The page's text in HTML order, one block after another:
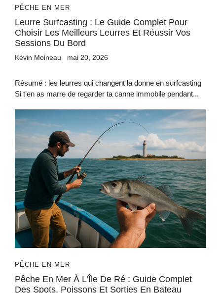
PÊCHE EN MER
Leurre Surfcasting : Le Guide Complet Pour
Choisir Les Meilleurs Leurres Et Réussir Vos
Sessions Du Bord
Kévin Moineau mai 20, 2026
Résumé : les leurres qui changent la donne en surfcasting
Si t’en as marre de regarder ta canne immobile pendant...
PÊCHE EN MER
Pêche En Mer À L’Île De Ré : Guide Complet
Des Spots, Poissons Et Sorties En Bateau